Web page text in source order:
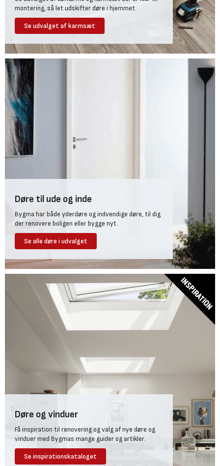
montering, så let udskifter døre i hjemmet.
Se udvalget af karmsæt
Døre til ude og inde
Bygma har både yderdøre og indvendige døre, til dig
der renovere boligen eller bygge nyt.
Se alle døre i udvalget
Døre og vinduer
Få inspiration til renovering og valg af nye døre og
vinduer med Bygmas mange guider og artikler.
Se inspirationskataloget